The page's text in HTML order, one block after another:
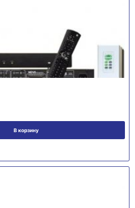
В корзину